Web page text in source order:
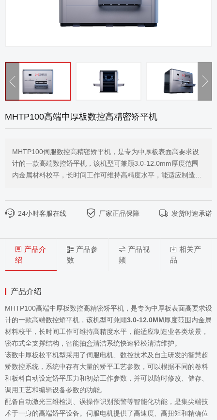
MHTP100高端中厚板数控高精密矫平机
MHTP100伺服数控高精密矫平机，是专为中厚板表面高要求设
计的一款高端数控矫平机，该机型可兼顾3.0-12.0mm厚度范围
内金属材料校平，长时间工作可维持高精度水平，能适应制造业
24小时客服在线
厂家正品保障 发货时速承诺
产品介
绍
产品参
数
产品视
频
相关产
品
产品介绍
MHTP100高端中厚板数控高精密矫平机，是专为中厚板表面高要求设
计的一款高端数控矫平机，该机型可兼顾3.0-12.0MM厚度范围内金属
材料校平，长时间工作可维持高精度水平，能适应制造业各类场景，
密布式全支撑结构，智能抽盒清洁系统快速轻松清洁维护。
该数中厚板校平机型采用了伺服电机、数控技术及自主研发的智慧超
矫数控系统，系统中存有大量的矫平工艺参数，可以根据不同的卷料
和板料自动设定矫平压力和初始工作参数，并可以随时修改、储存、
调用工艺和编辑设备参数的功能。
配备自动激光三维检测、误操作识别预警等智能化功能，是集尖端技
术于一身的高端矫平设备。伺服电机提供了高速度、高扭矩和精确位